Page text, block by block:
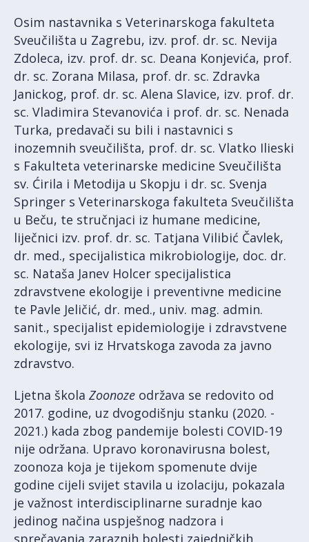
Osim nastavnika s Veterinarskoga fakulteta
Sveučilišta u Zagrebu, izv. prof. dr. sc. Nevija
Zdoleca, izv. prof. dr. sc. Deana Konjevića, prof.
dr. sc. Zorana Milasa, prof. dr. sc. Zdravka
Janickog, prof. dr. sc. Alena Slavice, izv. prof. dr.
sc. Vladimira Stevanovića i prof. dr. sc. Nenada
Turka, predavači su bili i nastavnici s
inozemnih sveučilišta, prof. dr. sc. Vlatko Ilieski
s Fakulteta veterinarske medicine Sveučilišta
sv. Ćirila i Metodija u Skopju i dr. sc. Svenja
Springer s Veterinarskoga fakulteta Sveučilišta
u Beču, te stručnjaci iz humane medicine,
liječnici izv. prof. dr. sc. Tatjana Vilibić Čavlek,
dr. med., specijalistica mikrobiologije, doc. dr.
sc. Nataša Janev Holcer specijalistica
zdravstvene ekologije i preventivne medicine
te Pavle Jeličić, dr. med., univ. mag. admin.
sanit., specijalist epidemiologije i zdravstvene
ekologije, svi iz Hrvatskoga zavoda za javno
zdravstvo.
Ljetna škola Zoonoze održava se redovito od
2017. godine, uz dvogodišnju stanku (2020. -
2021.) kada zbog pandemije bolesti COVID-19
nije održana. Upravo koronavirusna bolest,
zoonoza koja je tijekom spomenute dvije
godine cijeli svijet stavila u izolaciju, pokazala
je važnost interdisciplinarne suradnje kao
jedinog načina uspješnog nadzora i